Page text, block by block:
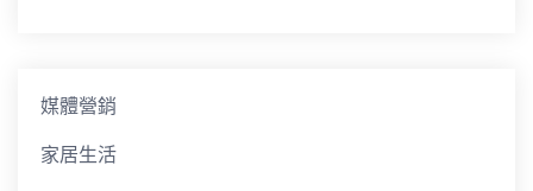
媒體營銷
家居生活